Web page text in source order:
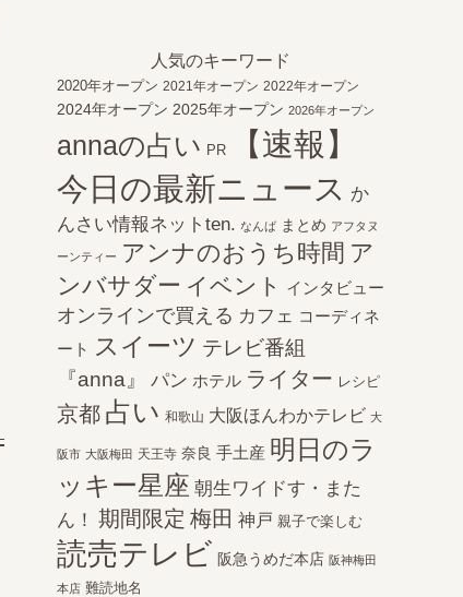
人気のキーワード
2020年オープン 2021年オープン 2022年オープン
2024年オープン 2025年オープン 2026年オープン
annaの占い PR
【速報】
今日の最新ニュース か
んさい情報ネットten. なんば まとめ アフタヌ
ーンティー アンナのおうち時間 ア
ンバサダー イベント インタビュー
オンラインで買える カフェ コーディネ
ート
スイーツ テレビ番組
『anna』
パン ホテル ライター レシピ
京都 占い 和歌山 大阪ほんわかテレビ 大
阪市 大阪梅田 天王寺 奈良 手土産 明日のラ
ッキー星座 朝生ワイドす・また
ん！ 期間限定 梅田 神戸 親子で楽しむ
読売テレビ 阪急うめだ本店 阪神梅田
本店 難読地名